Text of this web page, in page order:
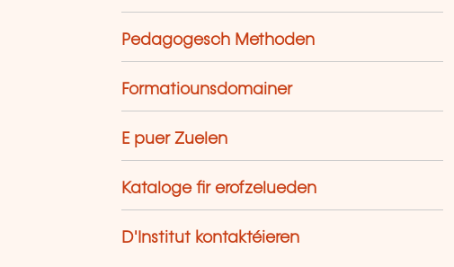
Pedagogesch Methoden
Formatiounsdomainer
E puer Zuelen
Kataloge fir erofzelueden
D'Institut kontaktéieren